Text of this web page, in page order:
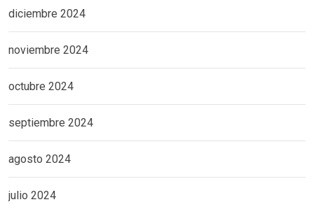
diciembre 2024
noviembre 2024
octubre 2024
septiembre 2024
agosto 2024
julio 2024